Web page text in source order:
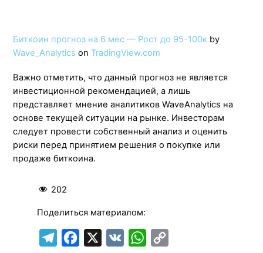
Биткоин прогноз на 6 мес — Рост до 95-100к by
Wave_Analytics onTradingView.com
Важно отметить, что данный прогноз не является
инвестиционной рекомендацией, а лишь
представляет мнение аналитиков WaveAnalytics на
основе текущей ситуации на рынке. Инвесторам
следует провести собственный анализ и оценить
риски перед принятием решения о покупке или
продаже биткоина.
202
Поделиться материалом:
W